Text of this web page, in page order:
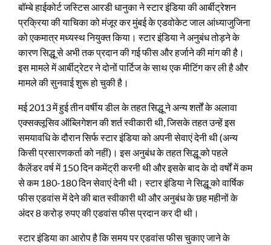
बॉम्बे हाईकोर्ट जस्टिस आरडी धानुका ने स्टार इंडिया की आर्बीट्रेशन
प्रक्रिया की याचिका को मंजूर कर मुंबई के एडवोकेट जाल आंध्याजुजिना
को एकमात्र मध्यस्थ नियुक्त किया। स्टार इंडिया ने अनुबंध तोड़ने के
कारण सिद्धू से अभी तक प्रदान की गई फीस और हर्जाने की मांग की है।
इस मामले में आर्बीट्रेटर ने दोनों पार्टिज के साथ एक मीटिंग कर ली है और
मामले की सुनवाई शुरू हो चुकी है।
मई 2013 में हुई तीन वर्षीय डील के तहत सिद्धू ने अन्य शर्तों के अलावा
एक्सक्लूसिव ऑब्लिगेशन की शर्त स्वीकारी थी, जिसके तहत उन्हें इस
समयावधि के दौरान सिर्फ स्टार इंडिया को अपनी सेवाएं देनी थी (अन्य
किसी प्रसारणकर्ता को नहीं)। इस अनुबंध के तहत सिद्धू को पहले
कैलेंडर वर्ष में 150 दिन कमेंट्री करनी थी और इसके बाद के दो वर्षों में कम
से कम 180-180 दिन सेवाएं देनी थी। स्टार इंडिया ने सिद्धू को वार्षिक
फीस एडवांस में देने की बात स्वीकारी थी और अनुबंध के छह महीनों के
अंदर 8 करोड़ रुपए की एडवांस फीस प्रदान कर दी थी।
स्टार इंडिया का आरोप है कि समय पर एडवांस फीस चुकाए जाने के